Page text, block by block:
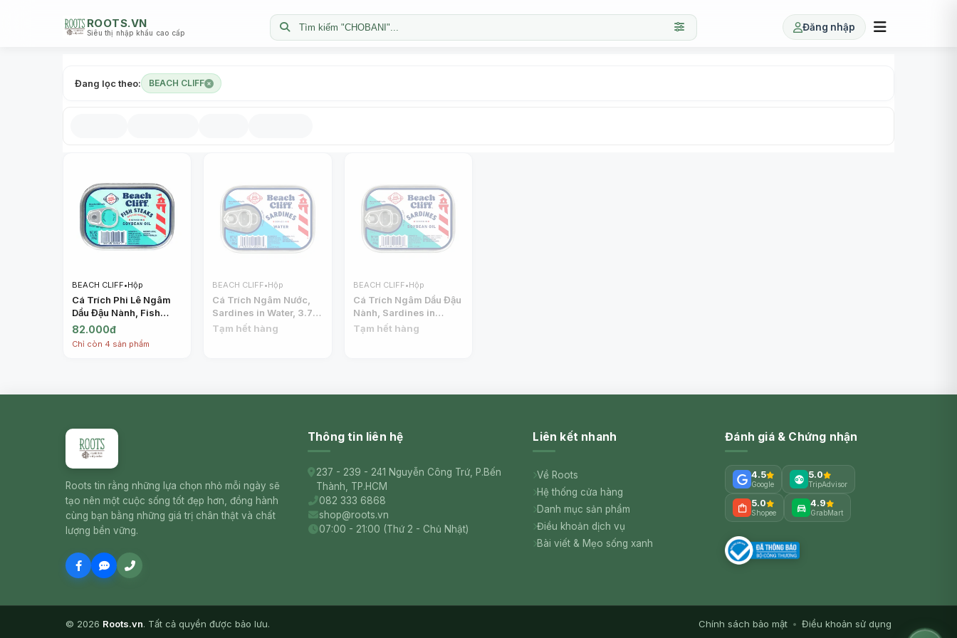
ROOTS.VN
Siêu thị nhập khẩu cao cấp
Tìm kiếm "CHOBANI"... Đăng nhập
Đang lọc theo: BEACH CLIFF
BEACH CLIFF•Hộp
Cá Trích Phi Lê Ngâm
Dầu Đậu Nành, Fish
Steaks Bite Size
Herrings in Soybean
Oil, 3.75 oz (106g) -
82.000đ
Chỉ còn 4 sản phẩm
BEACH CLIFF•Hộp
Cá Trích Ngâm Nước,
Sardines in Water, 3.75
oz (106g) - BEACH
Tạm hết hàng
BEACH CLIFF•Hộp
Cá Trích Ngâm Dầu Đậu
Nành, Sardines in
Soybean Oil, 3.75 oz
Tạm hết hàng
Roots tin rằng những lựa chọn nhỏ mỗi ngày sẽ
tạo nên một cuộc sống tốt đẹp hơn, đồng hành
cùng bạn bằng những giá trị chân thật và chất
lượng bền vững.
Thông tin liên hệ
237 - 239 - 241 Nguyễn Công Trứ, P.Bến
Thành, TP.HCM
082 333 6868
shop@roots.vn
07:00 - 21:00 (Thứ 2 - Chủ Nhật)
Liên kết nhanh
Về Roots
Hệ thống cửa hàng
Danh mục sản phẩm
Điều khoản dịch vụ
Bài viết & Mẹo sống xanh
Đánh giá & Chứng nhận
4.5
Google
5.0
TripAdvisor
5.0
Shopee
4.9
GrabMart
© 2026 Roots.vn. Tất cả quyền được bảo lưu. Chính sách bảo mật • Điều khoản sử dụng